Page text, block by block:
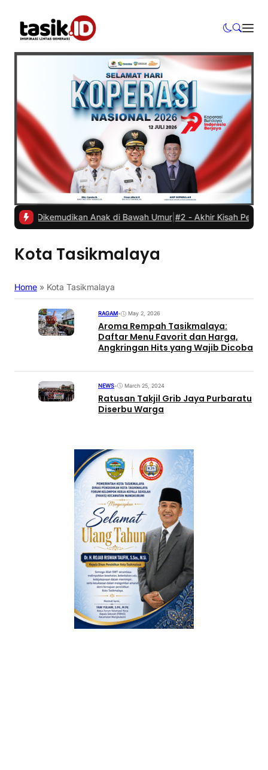
Dikemudikan Anak di Bawah Umur |#2 -Akhir Kisah Pegawai
Kota Tasikmalaya
Home » Kota Tasikmalaya
RAGAM• May 2, 2026
Aroma Rempah Tasikmalaya:
Daftar Menu Favorit dan Harga,
Angkringan Hits yang Wajib Dicoba
NEWS• March 25, 2024
Ratusan Takjil Grib Jaya Purbaratu
Diserbu Warga